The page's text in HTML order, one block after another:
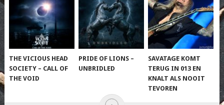
THE VICIOUS HEAD
SOCIETY – CALL OF
THE VOID
PRIDE OF LIONS –
UNBRIDLED
SAVATAGE KOMT
TERUG IN 013 EN
KNALT ALS NOOIT
TEVOREN